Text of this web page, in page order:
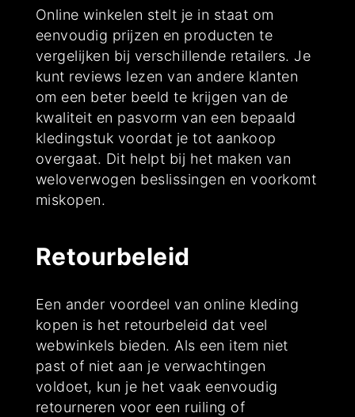
Online winkelen stelt je in staat om
eenvoudig prijzen en producten te
vergelijken bij verschillende retailers. Je
kunt reviews lezen van andere klanten
om een beter beeld te krijgen van de
kwaliteit en pasvorm van een bepaald
kledingstuk voordat je tot aankoop
overgaat. Dit helpt bij het maken van
weloverwogen beslissingen en voorkomt
miskopen.
Retourbeleid
Een ander voordeel van online kleding
kopen is het retourbeleid dat veel
webwinkels bieden. Als een item niet
past of niet aan je verwachtingen
voldoet, kun je het vaak eenvoudig
retourneren voor een ruiling of